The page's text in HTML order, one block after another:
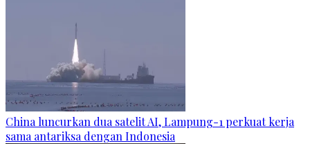
China luncurkan dua satelit AI, Lampung-1 perkuat kerja
sama antariksa dengan Indonesia